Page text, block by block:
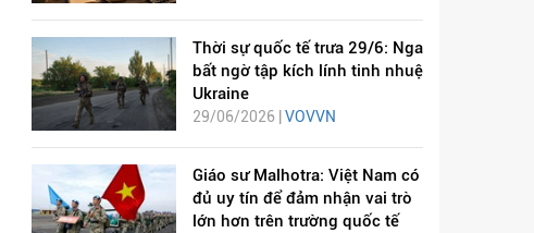
Thời sự quốc tế trưa 29/6: Nga
bất ngờ tập kích lính tinh nhuệ
Ukraine
29/06/2026 | VOVVN
Giáo sư Malhotra: Việt Nam có
đủ uy tín để đảm nhận vai trò
lớn hơn trên trường quốc tế